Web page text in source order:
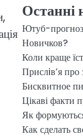
Останні
Ютуб-
Новичков?
Коли краще
Прислiв’я про
Бисквитное
Цікаві факти
Як
Как сделать